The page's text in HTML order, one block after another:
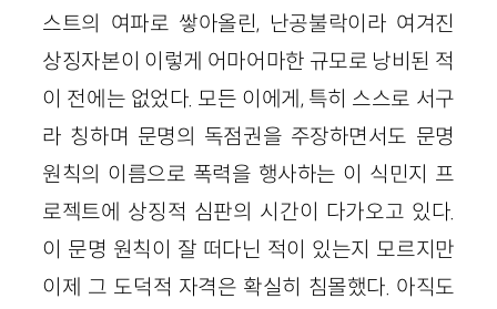
스트의 여파로 쌓아올린, 난공불락이라 여겨진
상징자본이 이렇게 어마어마한 규모로 낭비된 적
이 전에는 없었다. 모든 이에게, 특히 스스로 서구
라 칭하며 문명의 독점권을 주장하면서도 문명
원칙의 이름으로 폭력을 행사하는 이 식민지 프
로젝트에 상징적 심판의 시간이 다가오고 있다.
이 문명 원칙이 잘 떠다닌 적이 있는지 모르지만
이제 그 도덕적 자격은 확실히 침몰했다. 아직도